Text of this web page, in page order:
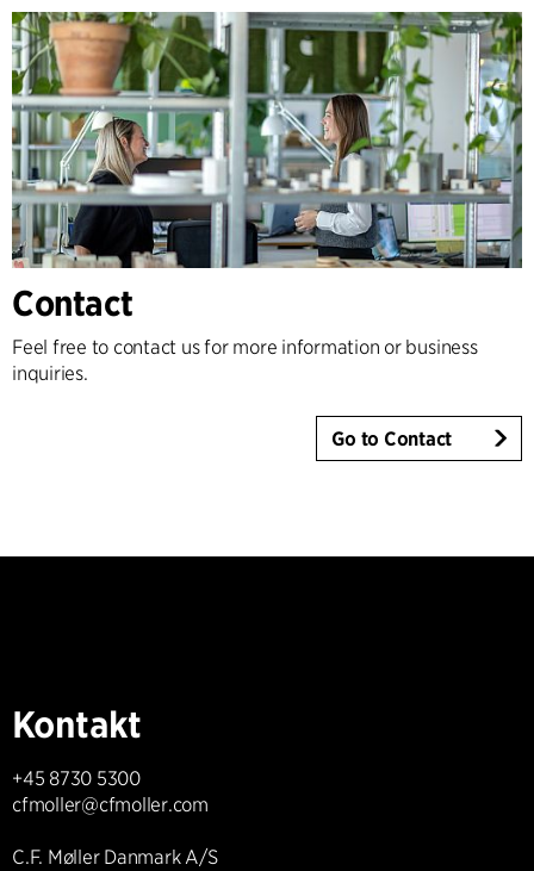
Contact
Feel free to contact us for more information or business
inquiries.
Go to Contact
Kontakt
+45 8730 5300
cfmoller@cfmoller.com
C.F. Møller Danmark A/S